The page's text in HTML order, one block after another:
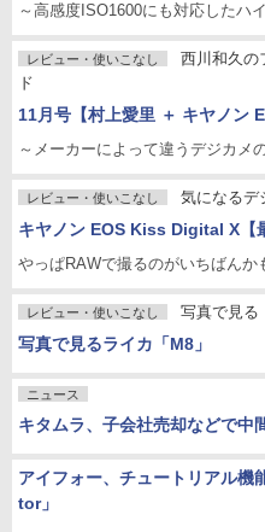
～高感度ISO1600にも対応したハ
レビュー・使いこなし
西川和久の
ド
11月号【村上愛里 ＋ キヤノン
～メーカーによって違うデジカメ
レビュー・使いこなし 気になるデ
キヤノン EOS Kiss Digital X【
やっぱRAWで撮るのがいちばんか
レビュー・使いこなし 写真で見る
写真で見るライカ「M8」
ニュース
キタムラ、子会社売却などで中
アイフォー、チュートリアル
tor」